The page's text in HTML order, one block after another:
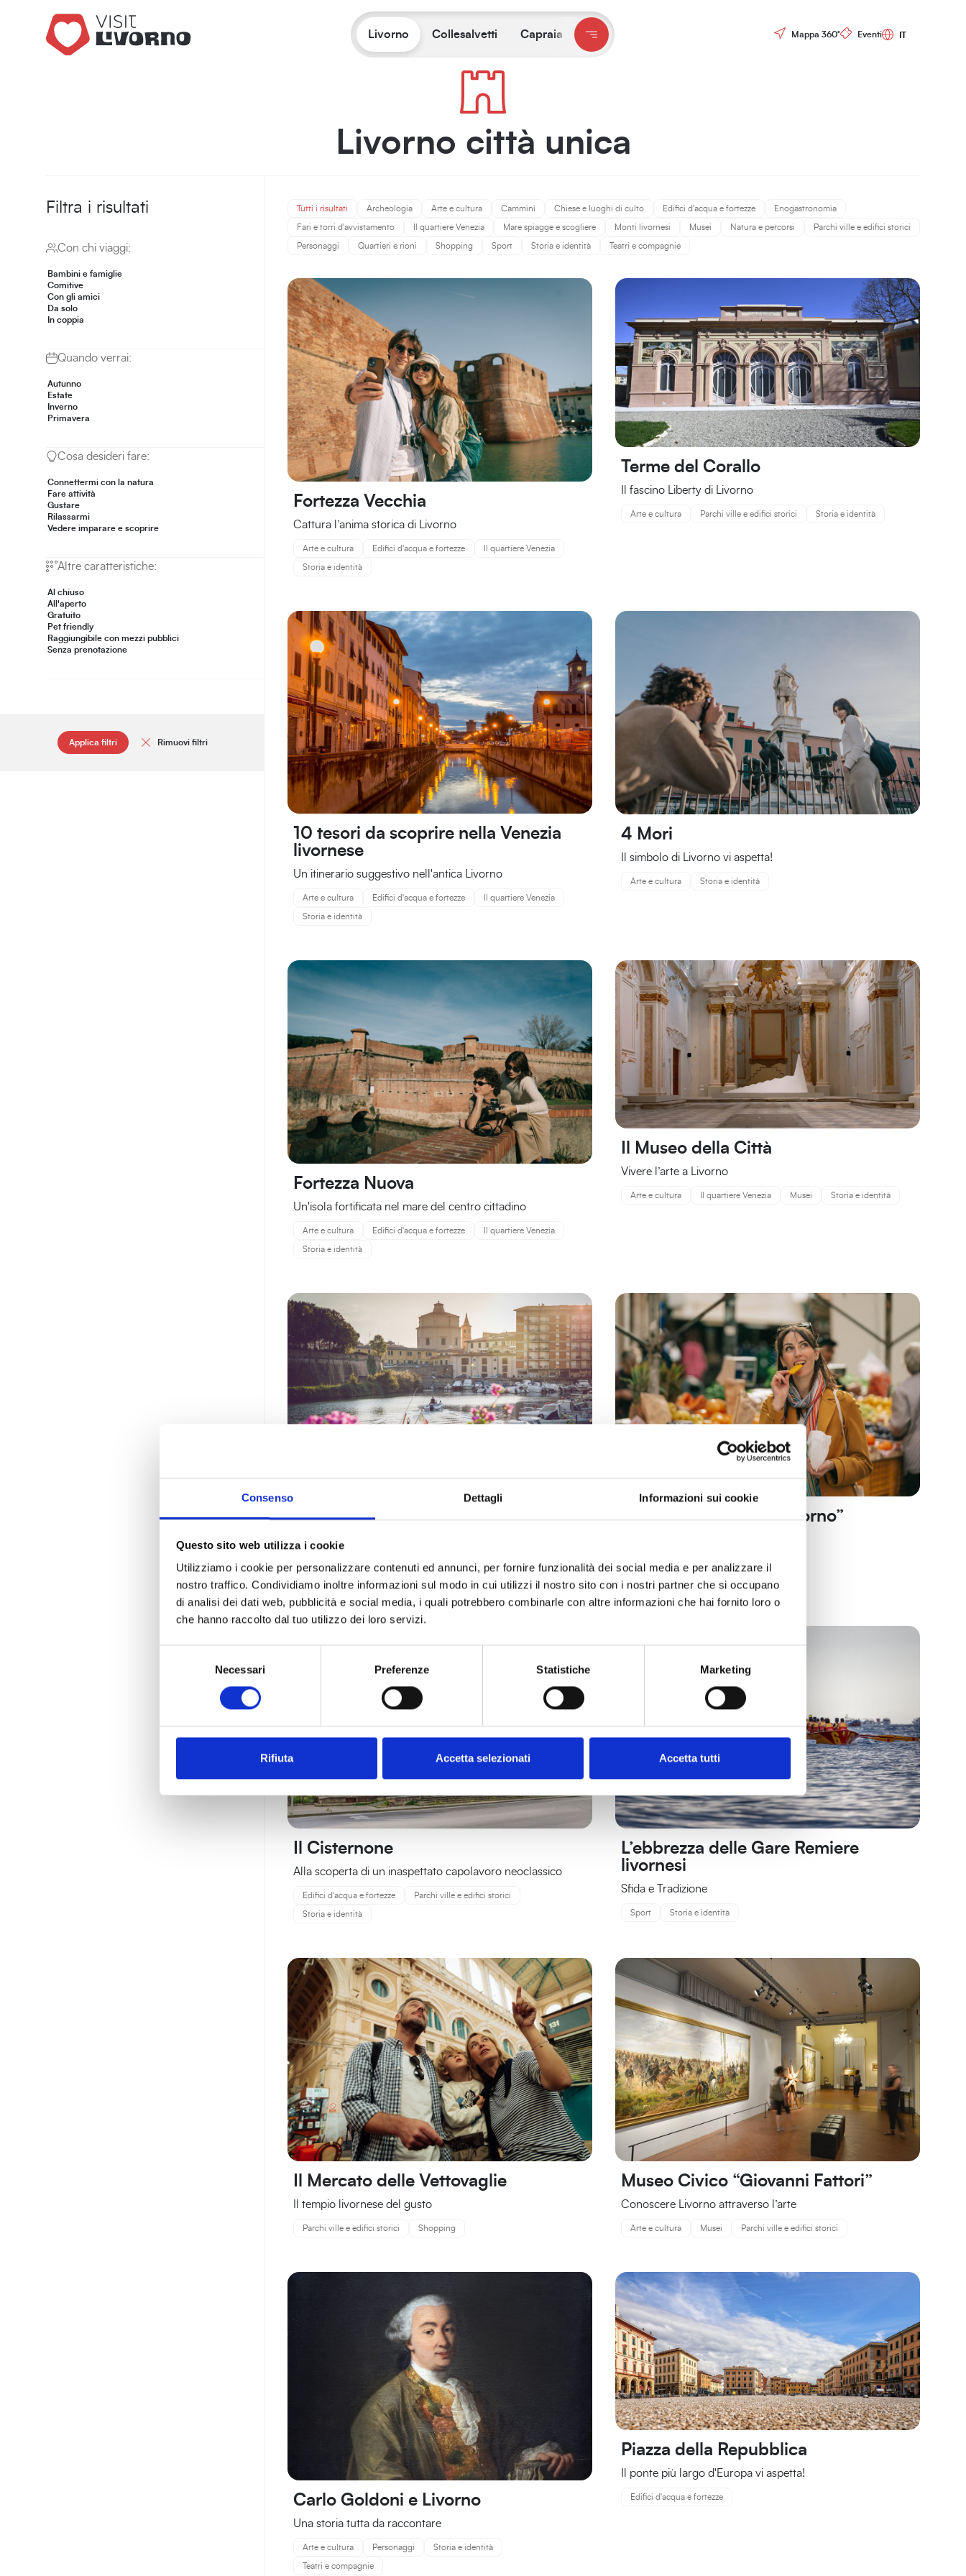
Consenso Dettagli Informazioni sui cookie
Questo sito web utilizza i cookie
Utilizziamo i cookie per personalizzare contenuti ed annunci, per fornire funzionalità dei social media e per analizzare il
nostro traffico. Condividiamo inoltre informazioni sul modo in cui utilizzi il nostro sito con i nostri partner che si occupano
di analisi dei dati web, pubblicità e social media, i quali potrebbero combinarle con altre informazioni che hai fornito loro o
che hanno raccolto dal tuo utilizzo dei loro servizi.
Necessari Preferenze Statistiche Marketing
Rifiuta Accetta selezionati Accetta tutti
Livorno Collesalvetti Capraia Controls menu
Mappa 360° Eventi
Livorno città unica
Applica filtri Rimuovi filtri
Filtra i risultati
Con chi viaggi:
Bambini e famiglie
Comitive
Con gli amici
Da solo
In coppia
Quando verrai:
Autunno
Estate
Inverno
Primavera
Cosa desideri fare:
Connettermi con la natura
Fare attività
Gustare
Rilassarmi
Vedere imparare e scoprire
Altre caratteristiche:
Al chiuso
All'aperto
Gratuito
Pet friendly
Raggiungibile con mezzi pubblici
Senza prenotazione
Tutti i risultati Archeologia Arte e cultura Cammini Chiese e luoghi di culto Edifici d'acqua e fortezze Enogastronomia
Fari e torri d'avvistamento Il quartiere Venezia Mare spiagge e scogliere Monti livornesi Musei Natura e percorsi Parchi ville e edifici storici
Personaggi Quartieri e rioni Shopping Sport Storia e identità Teatri e compagnie
Fortezza Vecchia
Cattura l’anima storica di Livorno
Arte e cultura Edifici d'acqua e fortezze Il quartiere Venezia
Storia e identità
Terme del Corallo
Il fascino Liberty di Livorno
Arte e cultura Parchi ville e edifici storici Storia e identità
10 tesori da scoprire nella Venezia
livornese
Un itinerario suggestivo nell'antica Livorno
Arte e cultura Edifici d'acqua e fortezze Il quartiere Venezia
Storia e identità
4 Mori
Il simbolo di Livorno vi aspetta!
Arte e cultura Storia e identità
Fortezza Nuova
Un'isola fortificata nel mare del centro cittadino
Arte e cultura Edifici d'acqua e fortezze Il quartiere Venezia
Storia e identità
Il Museo della Città
Vivere l’arte a Livorno
Arte e cultura Il quartiere Venezia Musei Storia e identità
La Chiesa di Santa Caterina
Uno scrigno ricco di tesori nel cuore del quartiere Venezia
Arte e cultura Chiese e luoghi di culto Il quartiere Venezia
Parchi ville e edifici storici
Shopping “made in Livorno”
Shopping
Il Cisternone
Alla scoperta di un inaspettato capolavoro neoclassico
Edifici d'acqua e fortezze Parchi ville e edifici storici
Storia e identità
L’ebbrezza delle Gare Remiere
livornesi
Sfida e Tradizione
Sport Storia e identità
Il Mercato delle Vettovaglie
Il tempio livornese del gusto
Parchi ville e edifici storici Shopping
Museo Civico “Giovanni Fattori”
Conoscere Livorno attraverso l’arte
Arte e cultura Musei Parchi ville e edifici storici
Carlo Goldoni e Livorno
Una storia tutta da raccontare
Arte e cultura Personaggi Storia e identità
Teatri e compagnie
Piazza della Repubblica
Il ponte più largo d'Europa vi aspetta!
Edifici d'acqua e fortezze